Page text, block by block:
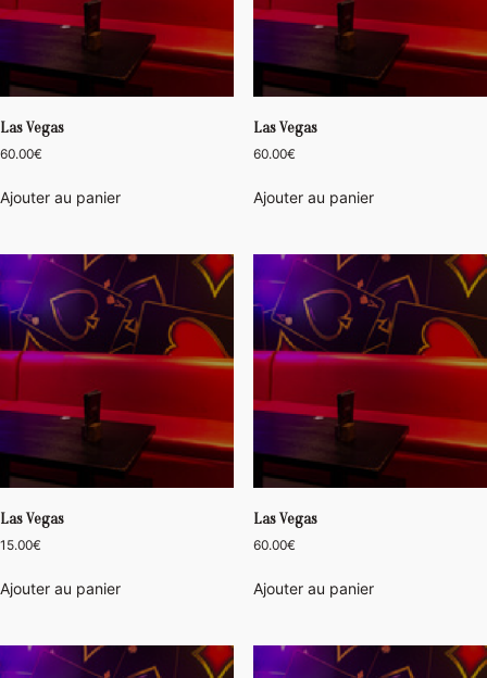
Las Vegas
60.00€
Ajouter au panier
Las Vegas
60.00€
Ajouter au panier
Las Vegas
15.00€
Ajouter au panier
Las Vegas
60.00€
Ajouter au panier